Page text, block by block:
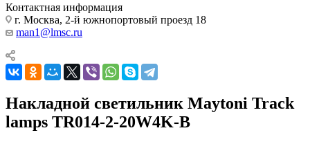
Контактная информация
г. Москва, 2-й южнопортовый проезд 18
man1@lmsc.ru
Накладной светильник Maytoni Track
lamps TR014-2-20W4K-B